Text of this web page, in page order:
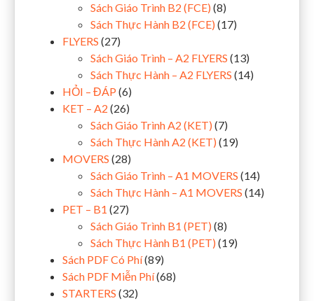
Sách Giáo Trình B2 (FCE) (8)
Sách Thực Hành B2 (FCE) (17)
FLYERS (27)
Sách Giáo Trình – A2 FLYERS (13)
Sách Thực Hành – A2 FLYERS (14)
HỎI – ĐÁP (6)
KET – A2 (26)
Sách Giáo Trình A2 (KET) (7)
Sách Thực Hành A2 (KET) (19)
MOVERS (28)
Sách Giáo Trình – A1 MOVERS (14)
Sách Thực Hành – A1 MOVERS (14)
PET – B1 (27)
Sách Giáo Trình B1 (PET) (8)
Sách Thực Hành B1 (PET) (19)
Sách PDF Có Phí(89)
Sách PDF Miễn Phí(68)
STARTERS (32)